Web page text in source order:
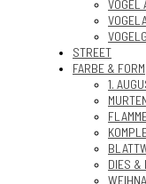
VÖGEL
STREET
FARBE & FORM
1.
DIES &